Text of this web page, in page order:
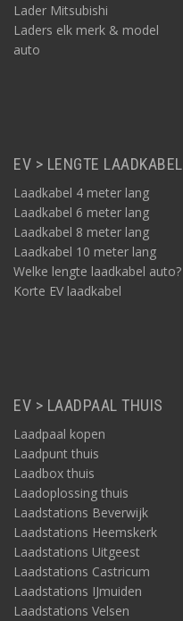
Lader Mitsubishi
Laders elk merk & model
auto
EV > LENGTE LAADKABEL
Laadkabel 4 meter lang
Laadkabel 6 meter lang
Laadkabel 8 meter lang
Laadkabel 10 meter lang
Welke lengte laadkabel auto?
Korte EV laadkabel
EV > LAADPAAL THUIS
Laadpaal kopen
Laadpunt thuis
Laadbox thuis
Laadoplossing thuis
Laadstations Beverwijk
Laadstations Heemskerk
Laadstations Uitgeest
Laadstations Castricum
Laadstations IJmuiden
Laadstations Velsen